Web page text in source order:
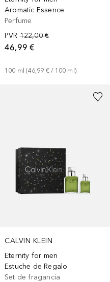
Aromatic Essence
Perfume
PVR 122,00 €
46,99 €
100 ml (46,99 € / 100 ml )
CALVIN KLEIN
Eternity for men
Estuche de Regalo
Set de fragancia